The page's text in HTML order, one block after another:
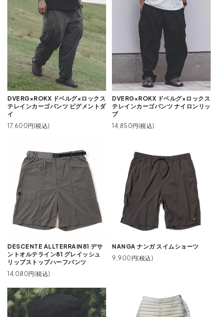
DVERG×ROKX ドベルグ×ロックス
テレインカーゴパンツ ピグメントダ
イ
17,600円(税込)
DVERG×ROKX ドベルグ×ロックス
テレインカーゴパンツ ナイロンリッ
プ
14,850円(税込)
DESCENTE ALLTERRAIN81 デサ
ントオルテライン81 グレイッシュ
リップストップハーフパンツ
14,080円(税込)
NANGA ナンガ スイムショーツ
9,900円(税込)